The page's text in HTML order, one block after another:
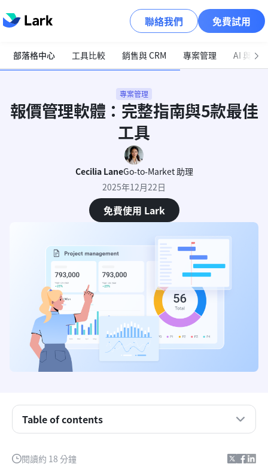
聯絡我們 免費試用
部落格中心 工具比較 銷售與 CRM 專案管理 AI 與自
專案管理
報價管理軟體：完整指南與5款最佳
工具
Cecilia LaneGo-to-Market 助理
2025年12月22日
免費使用 Lark
閱讀約 18 分鐘
Table of contents